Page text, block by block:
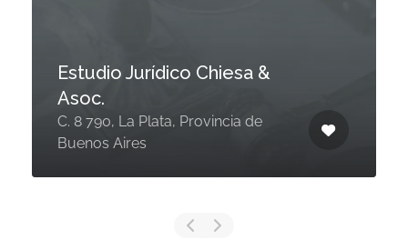
Estudio Jurídico Chiesa &
Asoc.
C. 8 790, La Plata, Provincia de
Buenos Aires